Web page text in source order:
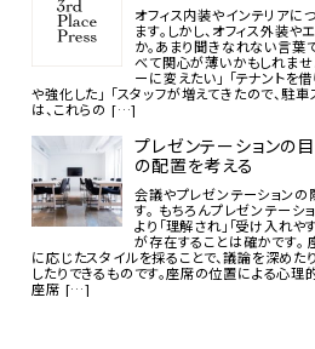
オフィス内装やインテリアに
ます。しかし、オフィス外装や
か。あまり聞きなれない言
べて関心が薄いかもしれませ
ーに変えたい」 「テナントを
や強化した」 「スタッフが増えてきたので、駐
は、これらの […]
プレゼンテーションの
の配置を考える
会議やプレゼンテーション
す。 もちろんプレゼンテーシ
より「理解され」「受け入れ
が存在することは確かです
に応じたスタイルを採ることで、議論を深めた
したりできるものです。座席の位置による心
座席 […]